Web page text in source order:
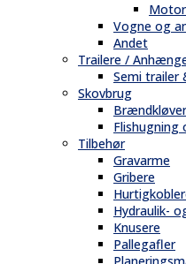
Vogne og
Andet
Trailere /
Semi trailer
Skovbrug
Flishugning
Tilbehør
Gravarme
Gribere
Hydraulik-
Knusere
Pallegafler